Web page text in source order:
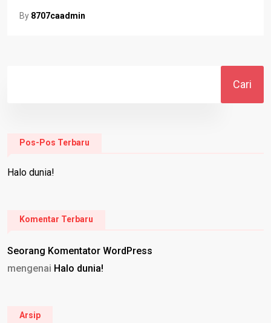
By 8707caadmin
Cari
Pos-Pos Terbaru
Halo dunia!
Komentar Terbaru
Seorang Komentator WordPress
mengenai Halo dunia!
Arsip